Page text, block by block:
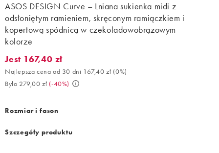
ASOS DESIGN Curve – Lniana sukienka midi z
odsłoniętym ramieniem, skręconym ramiączkiem i
kopertową spódnicą w czekoladowobrązowym
kolorze
Jest 167,40 zł. Najlepsza cena od 30 dni 167,40 zł (0%). Było
Jest 167,40 zł
Najlepsza cena od 30 dni 167,40 zł (0%)
Było 279,00 zł (-40%)
Rozmiar i fason
Szczegóły produktu